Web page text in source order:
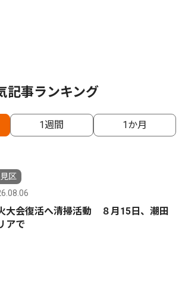
記事ランキング
1週間 1か月
区
大会復活へ清掃活動 ８月15日、潮田
アで